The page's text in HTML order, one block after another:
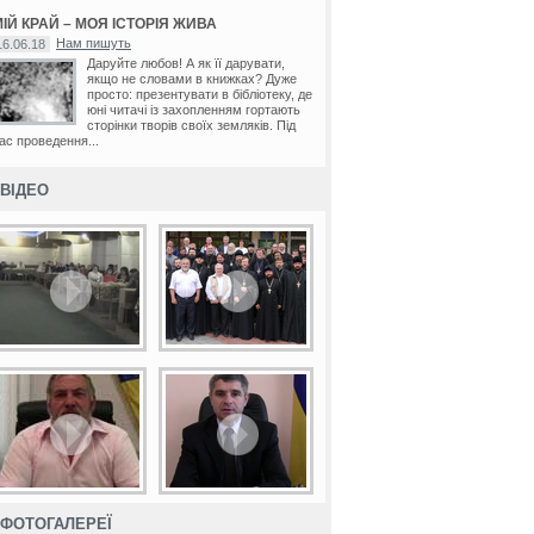
КРАЙ – МОЯ ІСТОРІЯ ЖИВА
Нам пишуть
Даруйте любов! А як її дарувати,
якщо не словами в книжках? Дуже
просто: презентувати в бібліотеку, де
юні читачі із захопленням гортають
сторінки творів своїх земляків. Під
проведення...
ВІДЕО
ФОТОГАЛЕРЕЇ